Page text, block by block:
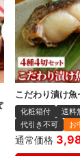
こだわり漬け
化粧箱付
送料
代引き不可
お
通常価格